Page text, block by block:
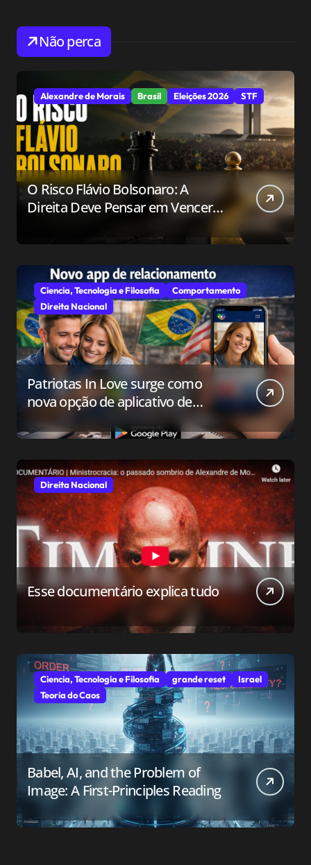
Não perca
Alexandre de Morais Brasil Eleições 2026 STF
O Risco Flávio Bolsonaro: A
Direita Deve Pensar em Vencer
Ciencia, Tecnologia e Filosofia
Comportamento
Direita Nacional
Patriotas In Love surge como
nova opção de aplicativo de
relacionamento para o público
conservador
Direita Nacional
Esse documentário explica tudo
Ciencia, Tecnologia e Filosofia grande reset
Israel
Teoria do Caos
Babel, AI, and the Problem of
Image: A First-Principles Reading